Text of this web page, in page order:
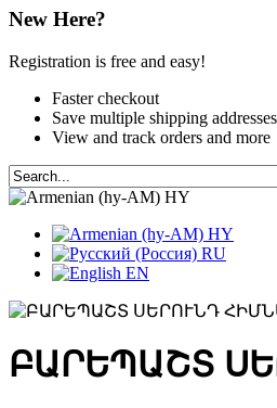
New Here?
Registration is free and easy!
Faster checkout
Save multiple shipping addresses
View and track orders and more
HY
HY
RU
EN
ԲԱՐԵՊԱՇՏ